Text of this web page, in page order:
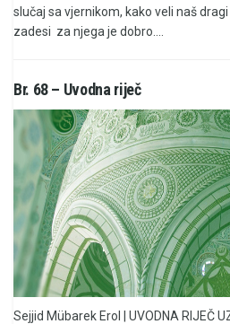
slučaj sa vjernikom, kako veli naš
zadesi za njega je dobro....
Br. 68 – Uvodna riječ
Sejjid Mübarek Erol | UVODNA RIJEČ